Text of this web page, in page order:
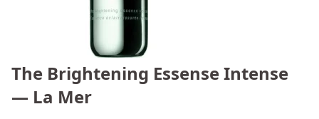
The Brightening Essense Intense
— La Mer